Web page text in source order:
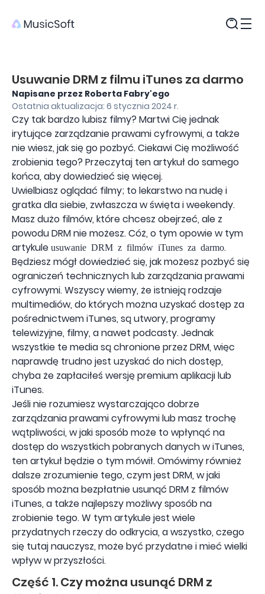
Usuwanie DRM z filmu iTunes za darmo
Napisane przez Roberta Fabry'ego
Ostatnia aktualizacja: 6 stycznia 2024 r.
Czy tak bardzo lubisz filmy? Martwi Cię jednak
irytujące zarządzanie prawami cyfrowymi, a także
nie wiesz, jak się go pozbyć. Ciekawi Cię możliwość
zrobienia tego? Przeczytaj ten artykuł do samego
końca, aby dowiedzieć się więcej.
Uwielbiasz oglądać filmy; to lekarstwo na nudę i
gratka dla siebie, zwłaszcza w święta i weekendy.
Masz dużo filmów, które chcesz obejrzeć, ale z
powodu DRM nie możesz. Cóż, o tym opowie w tym
artykule usuwanie DRM z filmów iTunes za darmo.
Będziesz mógł dowiedzieć się, jak możesz pozbyć się
ograniczeń technicznych lub zarządzania prawami
cyfrowymi. Wszyscy wiemy, że istnieją rodzaje
multimediów, do których można uzyskać dostęp za
pośrednictwem iTunes, są utwory, programy
telewizyjne, filmy, a nawet podcasty. Jednak
wszystkie te media są chronione przez DRM, więc
naprawdę trudno jest uzyskać do nich dostęp,
chyba że zapłaciłeś wersję premium aplikacji lub
iTunes.
Jeśli nie rozumiesz wystarczająco dobrze
zarządzania prawami cyfrowymi lub masz trochę
wątpliwości, w jaki sposób może to wpłynąć na
dostęp do wszystkich pobranych danych w iTunes,
ten artykuł będzie o tym mówił. Omówimy również
dalsze zrozumienie tego, czym jest DRM, w jaki
sposób można bezpłatnie usunąć DRM z filmów
iTunes, a także najlepszy możliwy sposób na
zrobienie tego. W tym artykule jest wiele
przydatnych rzeczy do odkrycia, a wszystko, czego
się tutaj nauczysz, może być przydatne i mieć wielki
wpływ w przyszłości.
Część 1. Czy można usunąć DRM z